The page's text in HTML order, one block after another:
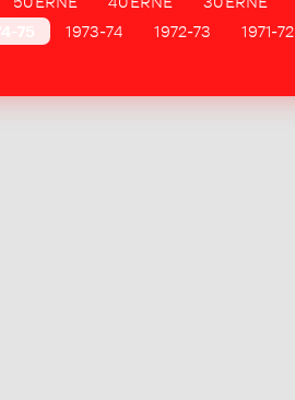
1973-74 1972-73 1971-72